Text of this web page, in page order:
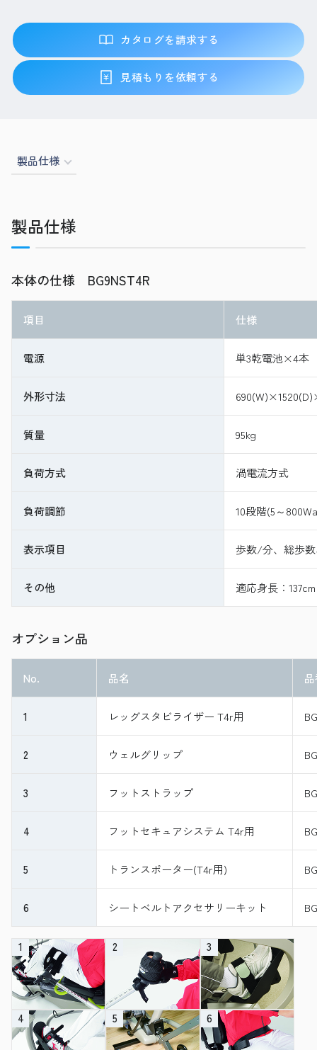
カタログを請求する
見積もりを依頼する
製品仕様
製品仕様
本体の仕様 BG9NST4R
項目 仕様
電源 単3乾電池×4本
外形寸法
質量 95kg
負荷方式 渦電流方式
負荷調節 10段階(5～
表示項目 歩数/分、総歩
その他 適応身長：
オプション品
No. 品名
1 レッグスタビライザー T4r用
2 ウェルグリップ
3 フットストラップ
4 フットセキュアシステム T4r用
5 トランスポーター(T4r用)
6 シートベルトアクセサリーキット
1 2 3
4 5 6